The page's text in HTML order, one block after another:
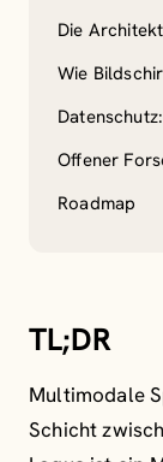
Die
Wie
Offener
Roadmap
TL;DR
Multimodale
Schicht